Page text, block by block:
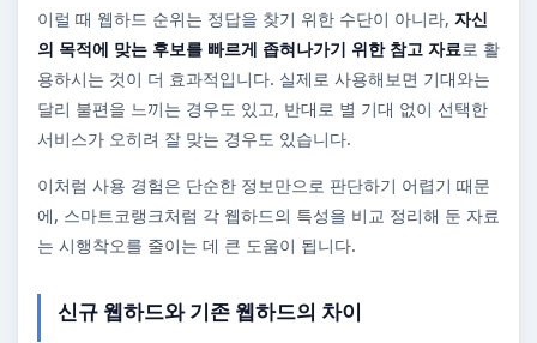
이럴 때 웹하드 순위는 정답을 찾기 위한 수단이 아니라, 자신
의 목적에 맞는 후보를 빠르게 좁혀나가기 위한 참고 자료로 활
용하시는 것이 더 효과적입니다. 실제로 사용해보면 기대와는
달리 불편을 느끼는 경우도 있고, 반대로 별 기대 없이 선택한
서비스가 오히려 잘 맞는 경우도 있습니다.
이처럼 사용 경험은 단순한 정보만으로 판단하기 어렵기 때문
에, 스마트코랭크처럼 각 웹하드의 특성을 비교 정리해 둔 자료
는 시행착오를 줄이는 데 큰 도움이 됩니다.
신규 웹하드와 기존 웹하드의 차이